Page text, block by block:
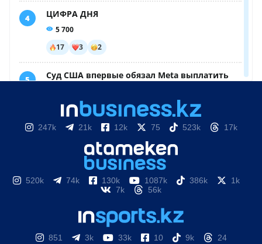
247k 21k 12k 75 523k 17k
520k 74k 130k 1087k 386k
1k
7k
56k
851 3k 33k 10 9k 24